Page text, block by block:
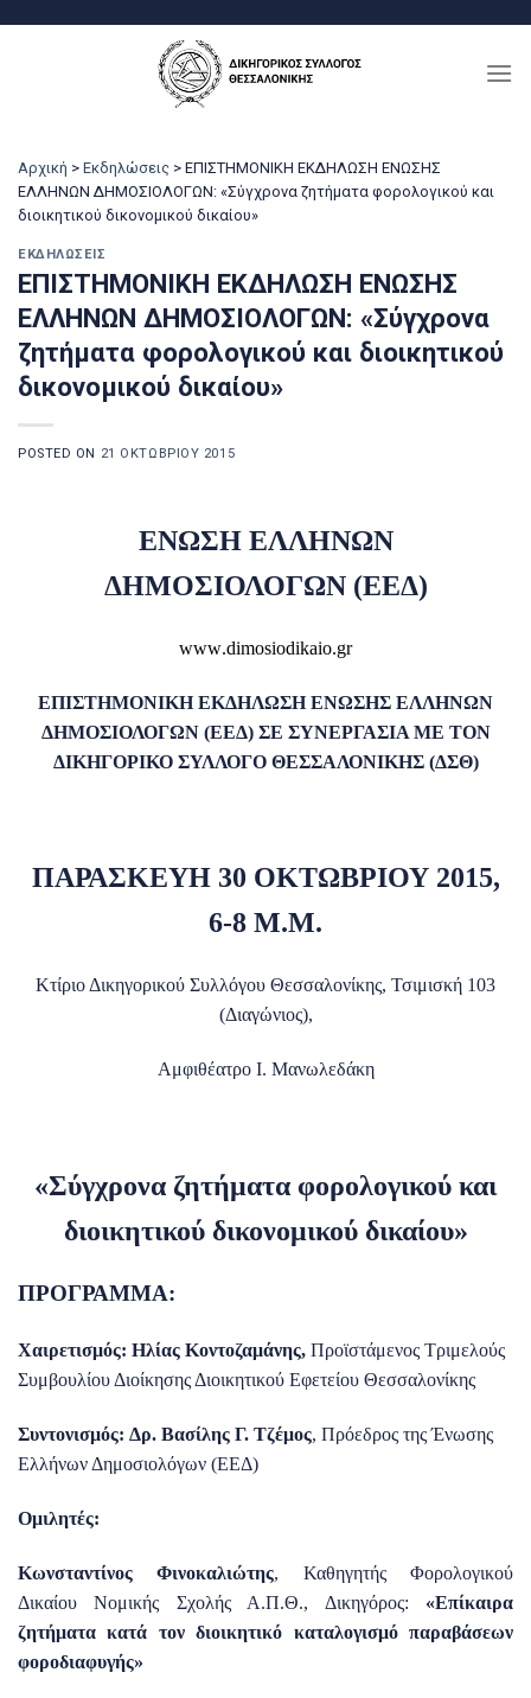
Αρχική > Εκδηλώσεις > ΕΠΙΣΤΗΜΟΝΙΚΗ ΕΚ∆ΗΛΩΣΗ ΕΝΩΣΗΣ
ΕΛΛΗΝΩΝ ∆ΗΜΟΣΙΟΛΟΓΩΝ: «Σύγχρονα ζητήματα φορολογικού και
διοικητικού δικονομικού δικαίου»
ΕΚΔΗΛΏΣΕΙΣ
ΕΠΙΣΤΗΜΟΝΙΚΗ ΕΚ∆ΗΛΩΣΗ ΕΝΩΣΗΣ
ΕΛΛΗΝΩΝ ∆ΗΜΟΣΙΟΛΟΓΩΝ: «Σύγχρονα
ζητήματα φορολογικού και διοικητικού
δικονομικού δικαίου»
POSTED ON 21 ΟΚΤΩΒΡΊΟΥ 2015
ΕΝΩΣΗ ΕΛΛΗΝΩΝ
ΔΗΜΟΣΙΟΛΟΓΩΝ (ΕΕΔ)
www.dimosiodikaio.gr
ΕΠΙΣΤΗΜΟΝΙΚΗ ΕΚΔΗΛΩΣΗ ΕΝΩΣΗΣ ΕΛΛΗΝΩΝ
ΔΗΜΟΣΙΟΛΟΓΩΝ (ΕΕΔ) ΣΕ ΣΥΝΕΡΓΑΣΙΑ ΜΕ ΤΟΝ
ΔΙΚΗΓΟΡΙΚΟ ΣΥΛΛΟΓΟ ΘΕΣΣΑΛΟΝΙΚΗΣ (ΔΣΘ)
ΠΑΡΑΣΚΕΥΗ 30 ΟΚΤΩΒΡΙΟΥ 2015,
6-8 Μ.Μ.
Κτίριο Δικηγορικού Συλλόγου Θεσσαλονίκης, Τσιμισκή 103
(Διαγώνιος),
Αμφιθέατρο Ι. Μανωλεδάκη
«Σύγχρονα ζητήματα φορολογικού και
διοικητικού δικονομικού δικαίου»
ΠΡΟΓΡΑΜΜΑ:
Χαιρετισμός: Ηλίας Κοντοζαμάνης, Προϊστάμενος Τριμελούς
Συμβουλίου Διοίκησης Διοικητικού Εφετείου Θεσσαλονίκης
Συντονισμός: Δρ. Βασίλης Γ. Τζέμος, Πρόεδρος της Ένωσης
Ελλήνων Δημοσιολόγων (ΕΕΔ)
Ομιλητές:
Κωνσταντίνος Φινοκαλιώτης, Καθηγητής Φορολογικού
Δικαίου Νομικής Σχολής Α.Π.Θ., Δικηγόρος: «Επίκαιρα
ζητήματα κατά τον διοικητικό καταλογισμό παραβάσεων
φοροδιαφυγής»